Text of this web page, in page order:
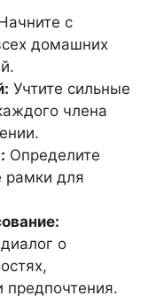
с
домашних
Учтите сильные
члена
Определите
рамки для
о